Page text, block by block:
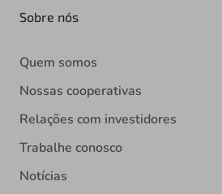
Sobre nós
Quem somos
Nossas cooperativas
Relações com investidores
Trabalhe conosco
Notícias